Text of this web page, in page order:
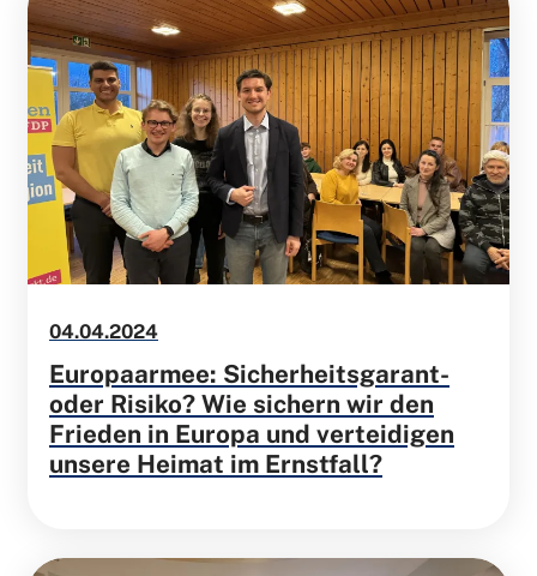
04.04.2024
Europaarmee: Sicherheitsgarant-
oder Risiko? Wie sichern wir den
Frieden in Europa und verteidigen
unsere Heimat im Ernstfall?